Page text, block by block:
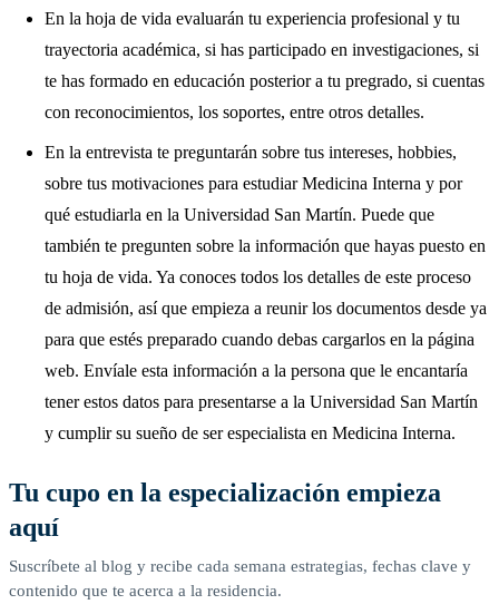
En la hoja de vida evaluarán tu experiencia profesional y tu
trayectoria académica, si has participado en investigaciones, si
te has formado en educación posterior a tu pregrado, si cuentas
con reconocimientos, los soportes, entre otros detalles.
En la entrevista te preguntarán sobre tus intereses, hobbies,
sobre tus motivaciones para estudiar Medicina Interna y por
qué estudiarla en la Universidad San Martín. Puede que
también te pregunten sobre la información que hayas puesto en
tu hoja de vida. Ya conoces todos los detalles de este proceso
de admisión, así que empieza a reunir los documentos desde ya
para que estés preparado cuando debas cargarlos en la página
web. Envíale esta información a la persona que le encantaría
tener estos datos para presentarse a la Universidad San Martín
y cumplir su sueño de ser especialista en Medicina Interna.
Tu cupo en la especialización empieza
aquí
Suscríbete al blog y recibe cada semana estrategias, fechas clave y
contenido que te acerca a la residencia.